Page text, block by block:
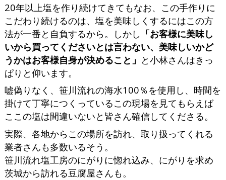
20年以上塩を作り続けてきてもなお、この手作りに
こだわり続けるのは、塩を美味しくするにはこの方
法が一番と自負するから。しかし 「お客様に美味し
いから買ってくださいとは言わない、美味しいかど
うかはお客様自身が決めること」 と小林さんはきっ
ぱりと仰います。
嘘偽りなく、笹川流れの海水100％を使用し、時間を
掛けて丁寧につくっているこの現場を見てもらえば
ここの塩は間違いないと皆さん確信してくださる。
実際、各地からこの場所を訪れ、取り扱ってくれる
業者さんも多数いるそう。
笹川流れ塩工房のにがりに惚れ込み、にがりを求め
茨城から訪れる豆腐屋さんも。